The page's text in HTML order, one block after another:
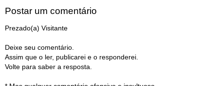
Postar um comentário
Prezado(a) Visitante
Deixe seu comentário.
Assim que o ler, publicarei e o responderei.
Volte para saber a resposta.